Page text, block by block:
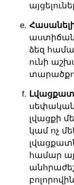
ձեզ
ունի
լվացքի
կամ ոչ
համար